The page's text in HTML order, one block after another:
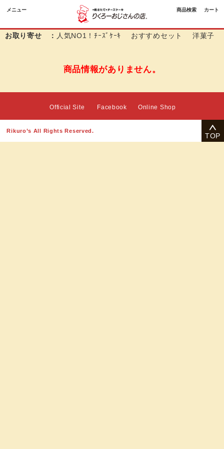
メニュー 商品検索 カート
お取り寄せ ： 人気NO1！ﾁｰｽﾞｹｰｷ おすすめセット 洋菓子
商品情報がありません。
Official Site Facebook Online Shop
Rikuro’s All Rights Reserved.